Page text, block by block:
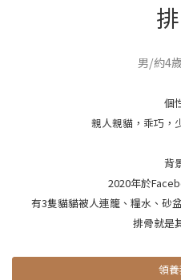
男/約4
個
親人親貓，乖巧，
背
2020年於
有3隻貓貓被人連籠、糧水、砂
排骨就是
領養